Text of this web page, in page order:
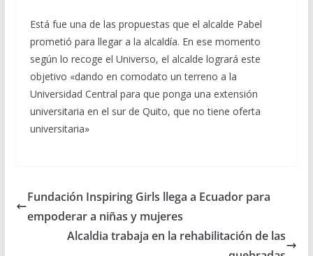
Está fue una de las propuestas que el alcalde Pabel
prometió para llegar a la alcaldía. En ese momento
según lo recoge el Universo, el alcalde logrará este
objetivo «dando en comodato un terreno a la
Universidad Central para que ponga una extensión
universitaria en el sur de Quito, que no tiene oferta
universitaria»
Fundación Inspiring Girls llega a Ecuador para
empoderar a niñas y mujeres
Alcaldia trabaja en la rehabilitación de las